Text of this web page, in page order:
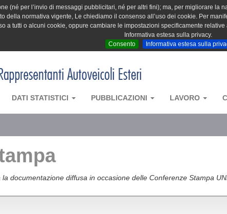
(né per l’invio di messaggi pubblicitari, né per altri fini); ma, per migliorare
normativa vigente, Le chiediamo il consenso all’uso dei cookie. Per
a tutti o alcuni cookie, oppure cambiare le impostazioni specificamente
Informativa estesa sulla privacy.
Consento
Informativa estesa sulla
DATI STATISTICI PUBBLICAZIONI LAVORO
documentazione diffusa in occasione delle Conferenze Stampa